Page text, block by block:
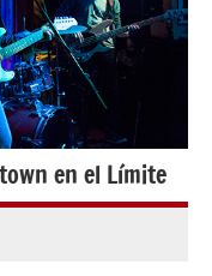
en el Límite